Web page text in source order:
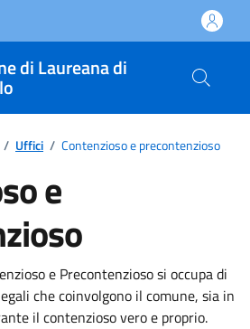
di Laureana di
/ Uffici / Contenzioso e precontenzioso
e
e Precontenzioso si occupa di
che coinvolgono il comune, sia in
il contenzioso vero e proprio.